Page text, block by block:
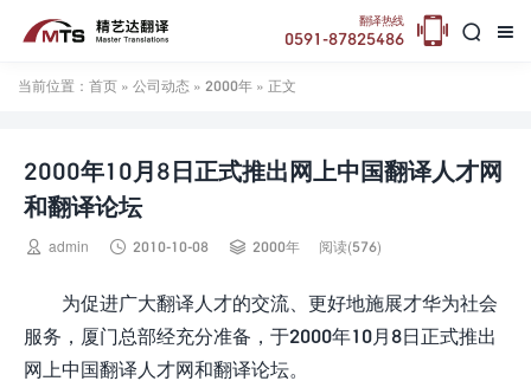


翻译热线
0591-87825486 
当前位置： 首页 » 公司动态 » 2000年 » 正文
2000年10月8日正式推出网上中国翻译人才网
和翻译论坛
 admin  2010-10-08  2000年 阅读(576)
为促进广大翻译人才的交流、更好地施展才华为社会
服务，厦门总部经充分准备，于2000年10月8日正式推出
网上中国翻译人才网和翻译论坛。